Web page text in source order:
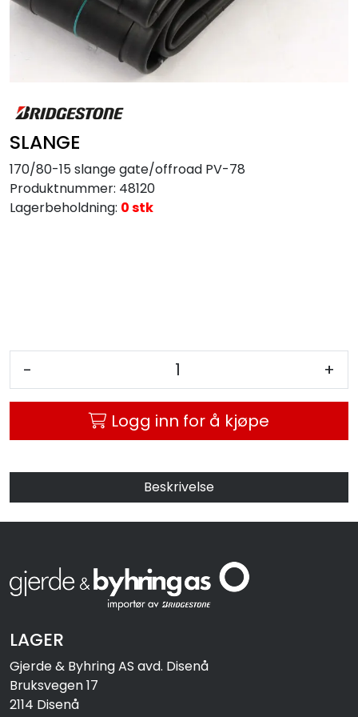
SLANGE
170/80-15 slange gate/offroad PV-78
Produktnummer: 48120
Lagerbeholdning: 0 stk
- +
Logg inn for å kjøpe
Beskrivelse
LAGER
Gjerde & Byhring AS avd. Disenå
Bruksvegen 17
2114 Disenå
MC
Tilbudstorget